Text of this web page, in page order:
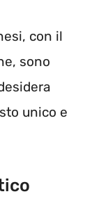
con il
sono
unico e